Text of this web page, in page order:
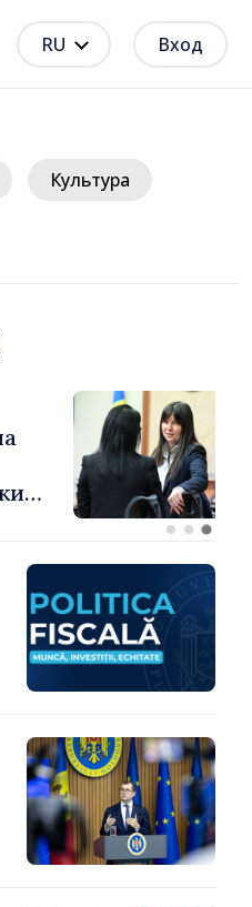
RU Вход
Культура